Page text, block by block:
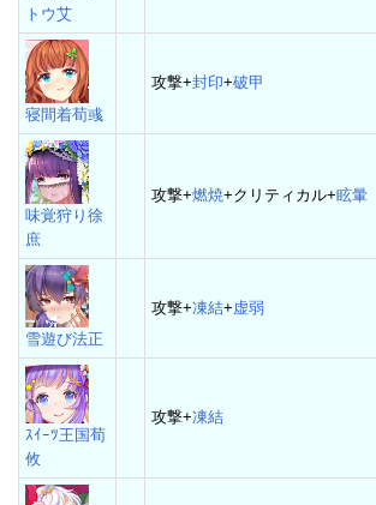
トウ艾
寝間着荀彧
攻撃+封印+破甲
味覚狩り徐
庶
攻撃+燃焼+クリティカル+眩暈
雪遊び法正
攻撃+凍結+虚弱
ｽｲｰﾂ王国荀
攸
攻撃+凍結